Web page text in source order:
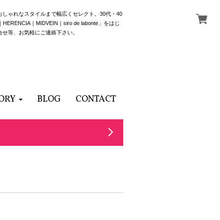
ゃれなスタイルまで幅広くセレクト。30代・40
｜MIDVEIN｜siro de labonte」をはじ
等、お気軽にご連絡下さい。
BLOG CONTACT